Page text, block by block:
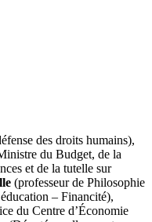
des droits humains),
du Budget, de la
et de la tutelle sur
(professeur de Philosophie
– Financité),
du Centre d’Économie